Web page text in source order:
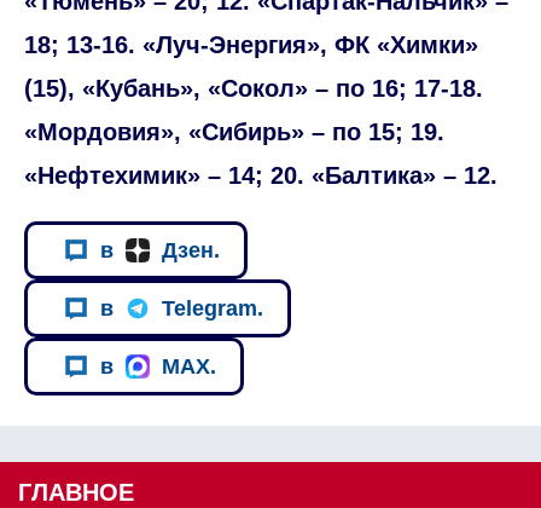
18; 13-16. «Луч-Энергия», ФК «Химки»
(15), «Кубань», «Сокол» – по 16; 17-18.
«Мордовия», «Сибирь» – по 15; 19.
«Нефтехимик» – 14; 20. «Балтика» – 12.
в Дзен.
в Telegram.
в MAX.
ГЛАВНОЕ